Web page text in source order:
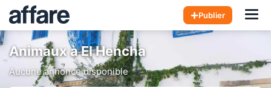
Publier
Animaux à El Hencha
Aucune annonce disponible